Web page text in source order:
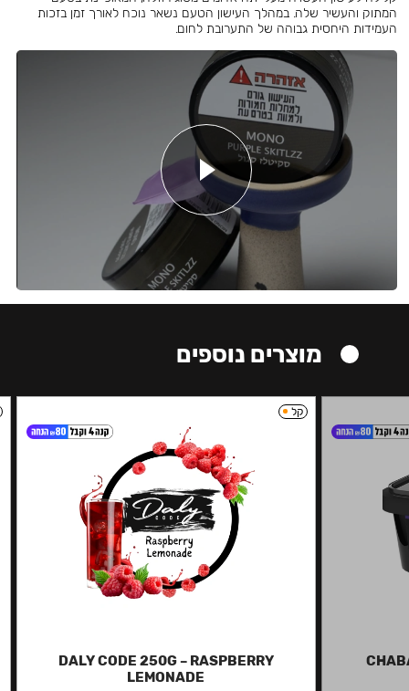
המתוק והעשיר שלה. במהלך העישון הטעם נשאר נוכח לאורך זמן בזכות
העמידות היחסית גבוהה של התערובת לחום.
מוצרים נוספים
קל
DALY CODE 250G – RASPBERRY
LEMONADE